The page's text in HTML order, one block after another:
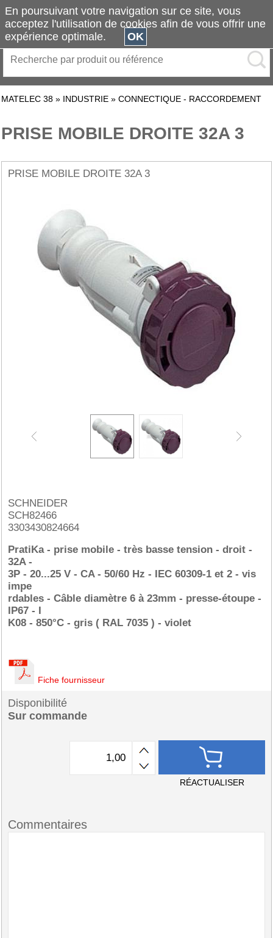
MATELEC 38 » INDUSTRIE » CONNECTIQUE - RACCORDEMENT
PRISE MOBILE DROITE 32A 3
PRISE MOBILE DROITE 32A 3
SCHNEIDER
SCH82466
3303430824664
PratiKa - prise mobile - très basse tension - droit -
32A -
3P - 20...25 V - CA - 50/60 Hz - IEC 60309-1 et 2 - vis
impe
rdables - Câble diamètre 6 à 23mm - presse-étoupe -
IP67 - I
K08 - 850°C - gris ( RAL 7035 ) - violet
Fiche fournisseur
Disponibilité
Sur commande
RÉACTUALISER
Commentaires
En poursuivant votre navigation sur ce site, vous
acceptez l'utilisation de cookies afin de vous offrir une
expérience optimale.
OK